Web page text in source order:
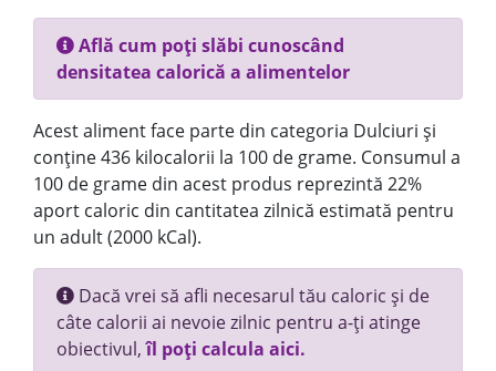
Află cum poți slăbi cunoscând
densitatea calorică a alimentelor
Acest aliment face parte din categoria Dulciuri și
conține 436 kilocalorii la 100 de grame. Consumul a
100 de grame din acest produs reprezintă 22%
aport caloric din cantitatea zilnică estimată pentru
un adult (2000 kCal).
Dacă vrei să afli necesarul tău caloric și de
câte calorii ai nevoie zilnic pentru a-ți atinge
obiectivul,îl poți calcula aici.